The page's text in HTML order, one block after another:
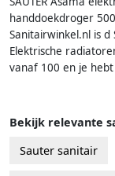
handdoekdroger
Sanitairwinkel.nl is d
Elektrische
vanaf 100 en je
Bekijk relevante
Sauter sanitair